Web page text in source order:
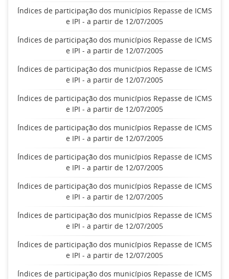
Índices de participação dos municípios Repasse de ICMS
e IPI - a partir de 12/07/2005
Índices de participação dos municípios Repasse de ICMS
e IPI - a partir de 12/07/2005
Índices de participação dos municípios Repasse de ICMS
e IPI - a partir de 12/07/2005
Índices de participação dos municípios Repasse de ICMS
e IPI - a partir de 12/07/2005
Índices de participação dos municípios Repasse de ICMS
e IPI - a partir de 12/07/2005
Índices de participação dos municípios Repasse de ICMS
e IPI - a partir de 12/07/2005
Índices de participação dos municípios Repasse de ICMS
e IPI - a partir de 12/07/2005
Índices de participação dos municípios Repasse de ICMS
e IPI - a partir de 12/07/2005
Índices de participação dos municípios Repasse de ICMS
e IPI - a partir de 12/07/2005
Índices de participação dos municípios Repasse de ICMS